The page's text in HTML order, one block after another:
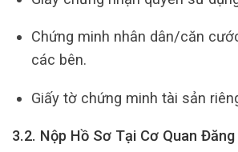
Chứng minh nhân dân/căn
các bên.
Giấy tờ chứng minh tài sản
3.2. Nộp Hồ Sơ Tại Cơ Quan